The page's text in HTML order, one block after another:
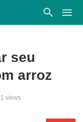
seu
arroz
views